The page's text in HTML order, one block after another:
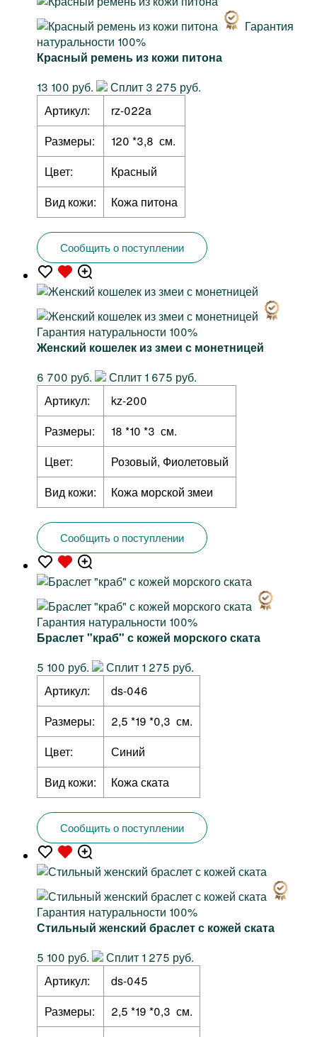
Гарантия
натуральности 100%
Красный ремень из кожи питона
13 100 руб.
Сплит 3 275 руб.
Артикул:
rz-022a
Размеры:
120 *3,8 см.
Цвет:
Красный
Вид кожи:
Кожа питона
Сообщить о поступлении
Гарантия натуральности 100%
Женский кошелек из змеи с монетницей
6 700 руб.
Сплит 1 675 руб.
Артикул:
kz-200
Размеры:
18 *10 *3 см.
Цвет:
Розовый, Фиолетовый
Вид кожи:
Кожа морской змеи
Сообщить о поступлении
Гарантия натуральности 100%
Браслет "краб" с кожей морского ската
5 100 руб.
Сплит 1 275 руб.
Артикул:
ds-046
Размеры:
2,5 *19 *0,3 см.
Цвет:
Синий
Вид кожи:
Кожа ската
Сообщить о поступлении
Гарантия натуральности 100%
Стильный женский браслет с кожей ската
5 100 руб.
Сплит 1 275 руб.
Артикул:
ds-045
Размеры:
2,5 *19 *0,3 см.